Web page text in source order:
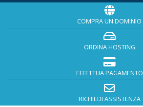
COMPRA UN DOMINIO
ORDINA HOSTING
EFFETTUA PAGAMENTO
RICHIEDI ASSISTENZA